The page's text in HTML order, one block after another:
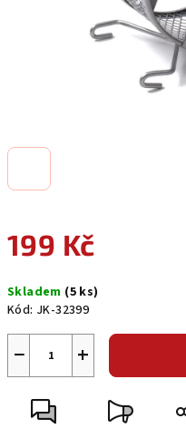
199 Kč
cena:
Skladem (5 ks)
Kód: JK-32399
+
−